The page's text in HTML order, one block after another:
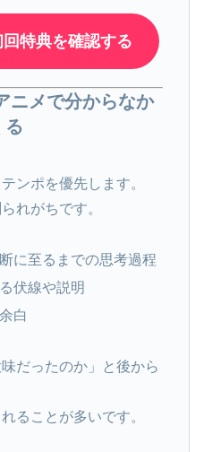
特典を確認する
ニメで分からなか
る
ンポを優先します。
れがちです。
に至るまでの思考過程
伏線や説明
白
だったのか」と後から
ることが多いです。